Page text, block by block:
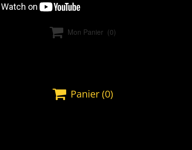
 Mon Panier (0)
 Panier (0)